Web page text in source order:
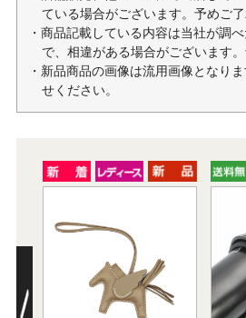
ている場合がございます。予めご了
・商品記載している内容は当社が調
で、相違がある場合がございます
・新品商品の画像は流用画像となり
せください。